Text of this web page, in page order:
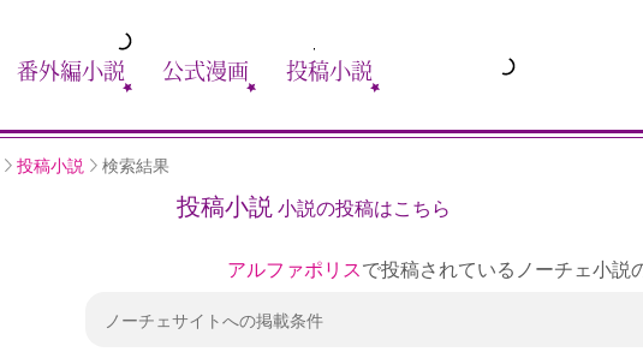
番外編小説 公式漫画 投稿小説
投稿小説 検索結果
投稿小説 小説の投稿はこちら
アルファポリスで投稿されているノーチェ小説
ノーチェサイトへの掲載条件